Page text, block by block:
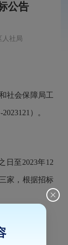
公告
人社局
社会保障局工
）。
日至2023年12
家，根据招标